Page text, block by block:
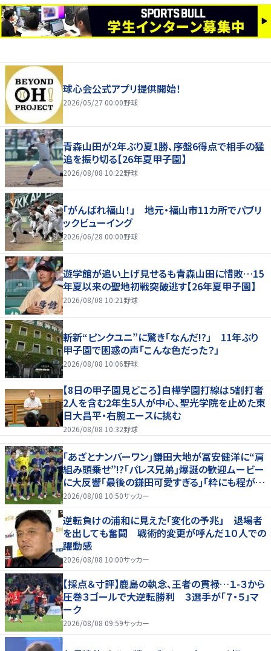
球心会公式アプリ提供開始！
2026/05/27 00:00野球
青森山田が2年ぶり夏1勝、序盤6得点で相手の猛
追を振り切る【26年夏甲子園】
2026/08/08 10:22野球
「がんばれ福山！」 地元・福山市11カ所でパブリ
ックビューイング
2026/06/28 00:00野球
遊学館が追い上げ見せるも青森山田に惜敗…15
年夏以来の聖地初戦突破逃す【26年夏甲子園】
2026/08/08 10:21 野球
斬新“ピンクユニ”に驚き「なんだ!?」 11年ぶり
甲子園で困惑の声「こんな色だった？」
2026/08/08 10:06野球
【8日の甲子園見どころ】白樺学園打線は5割打者
2人を含む2年生5人が中心、聖光学院を止めた東
日大昌平・右腕エースに挑む
2026/08/08 10:32野球
｢あざとナンバーワン｣鎌田大地が冨安健洋に“肩
組み頭乗せ”!?｢パレス兄弟｣爆誕の歓迎ムービー
に大反響｢最後の鎌田可愛すぎる｣｢粋にも程があ
る！」
2026/08/08 10:50サッカー
逆転負けの浦和に見えた「変化の予兆」 退場者
を出しても奮闘 戦術的変更が呼んだ１０人での
躍動感
2026/08/08 10:00サッカー
【採点＆寸評】鹿島の執念、王者の貫禄…１-３から
圧巻３ゴールで大逆転勝利 ３選手が「７・５」マ
ーク
2026/08/08 09:59サッカー